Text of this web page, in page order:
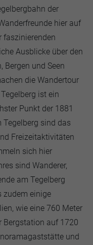
der
hier auf
faszinierenden
Ausblicke über den
Bergen und Seen
die Wandertour
ist ein
Punkt der 1881
Tegelberg sind das
Freizeitaktivitäten
sich hier
sind Wanderer,
am Tegelberg
zudem einige
wie eine 760 Meter
Bergstation auf 1720
und